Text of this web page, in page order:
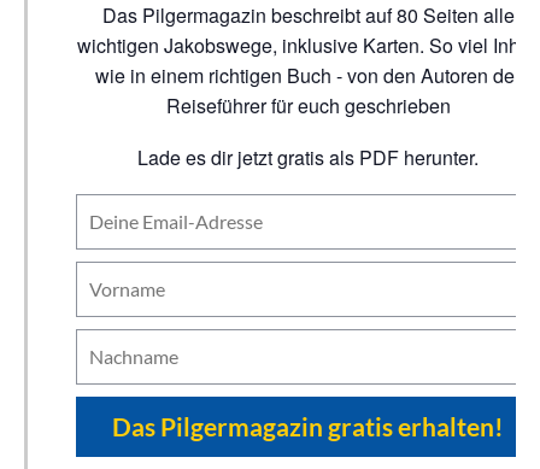
Das Pilgermagazin beschreibt auf 80 Seiten alle
wichtigen Jakobswege, inklusive Karten. So viel Inhalt
wie in einem richtigen Buch - von den Autoren der
Reiseführer für euch geschrieben
Lade es dir jetzt gratis als PDF herunter.